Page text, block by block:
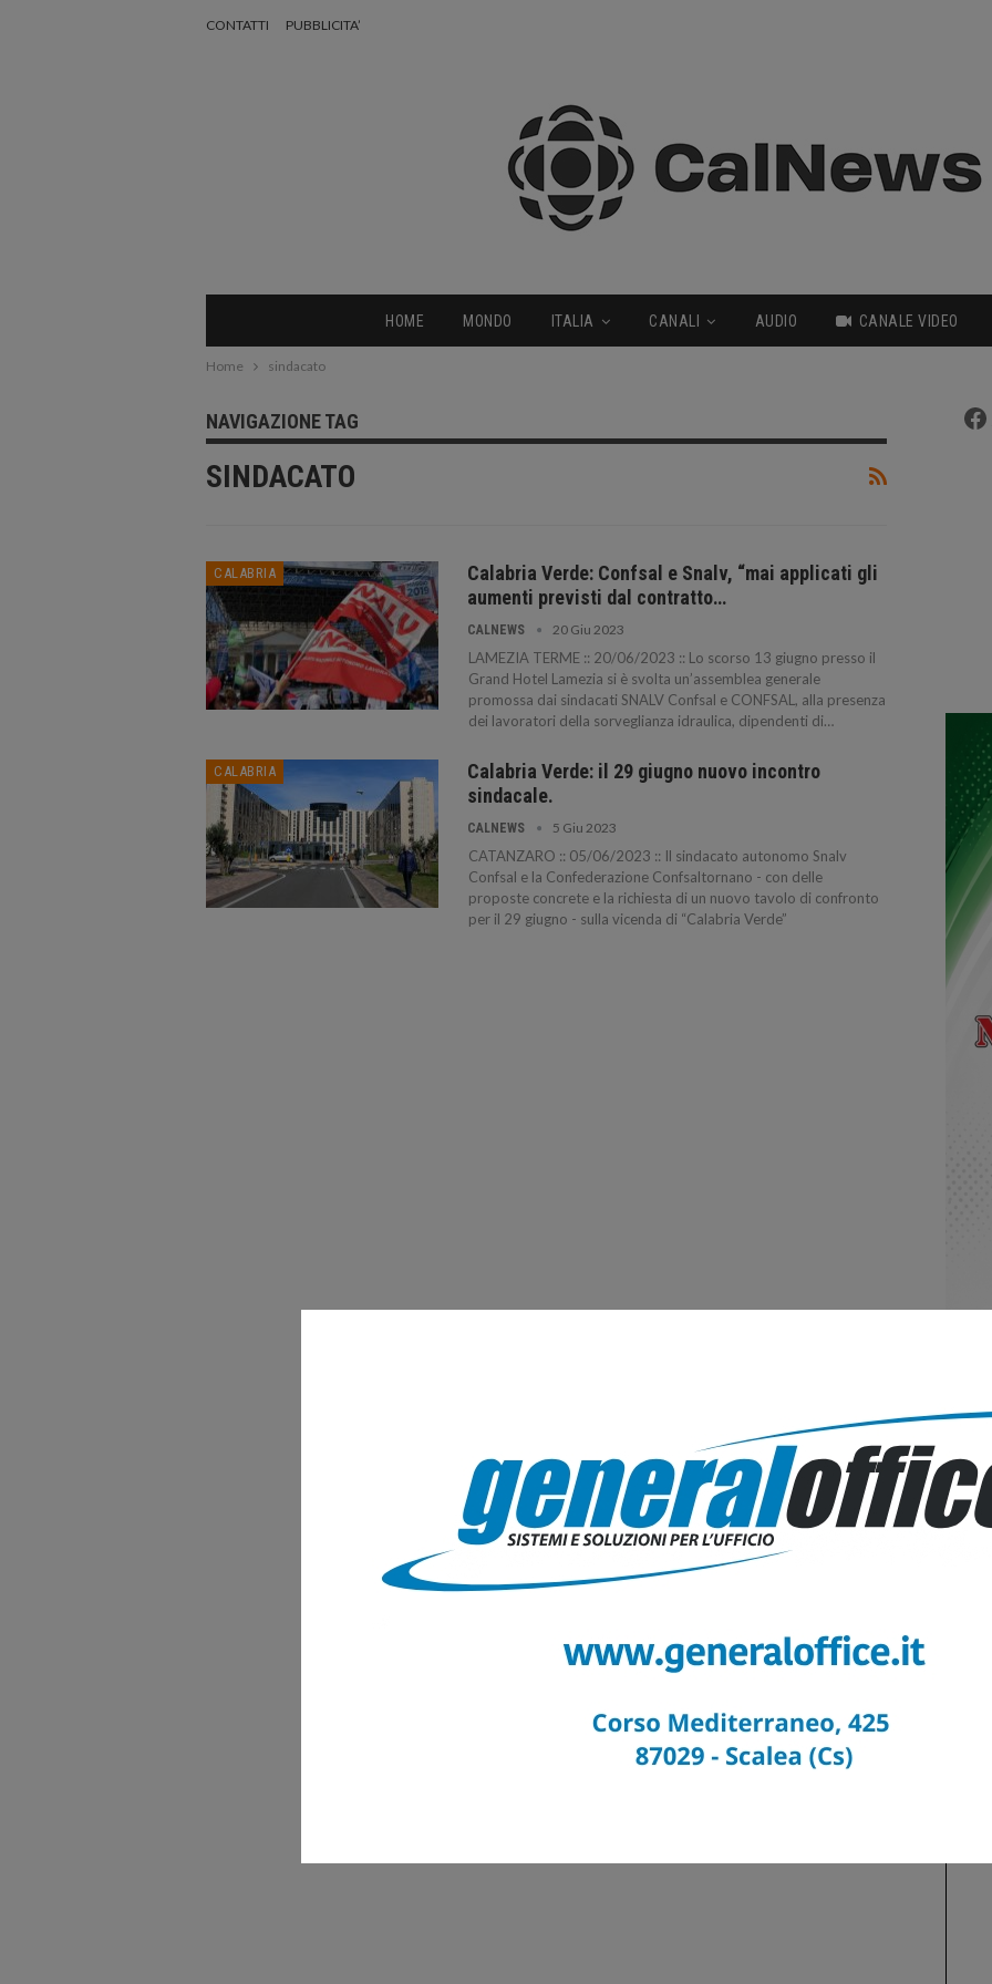
CONTATTI PUBBLICITA’
HOME MONDO ITALIA CANALI AUDIO CANALE VIDEO
Home sindacato
NAVIGAZIONE TAG
SINDACATO
CALABRIA
Calabria Verde: Confsal e Snalv, “mai applicati gli
aumenti previsti dal contratto…
CALNEWS 20 Giu 2023
LAMEZIA TERME :: 20/06/2023 :: Lo scorso 13 giugno presso il
Grand Hotel Lamezia si è svolta un’assemblea generale
promossa dai sindacati SNALV Confsal e CONFSAL, alla presenza
dei lavoratori della sorveglianza idraulica, dipendenti di…
CALABRIA
Calabria Verde: il 29 giugno nuovo incontro
sindacale.
CALNEWS 5 Giu 2023
CATANZARO :: 05/06/2023 :: Il sindacato autonomo Snalv
Confsal e la Confederazione Confsaltornano - con delle
proposte concrete e la richiesta di un nuovo tavolo di confronto
per il 29 giugno - sulla vicenda di “Calabria Verde”